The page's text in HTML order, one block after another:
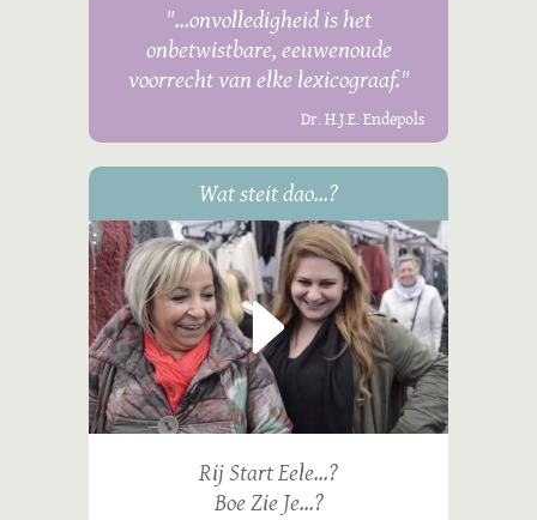
"...onvolledigheid is het
onbetwistbare, eeuwenoude
voorrecht van elke lexicograaf."
Dr. H.J.E. Endepols
Wat steit dao...?
Rij Start Eele...?
Boe Zie Je...?